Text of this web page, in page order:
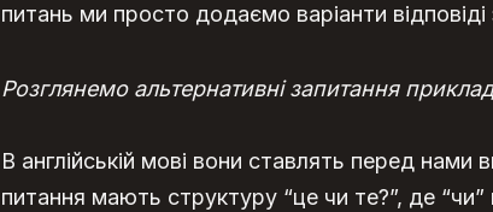
питань ми просто додаємо варіанти
Розглянемо альтернативні запитання
В англійській мові вони ставлять перед нами
питання мають структуру “це чи те?”, де “чи”